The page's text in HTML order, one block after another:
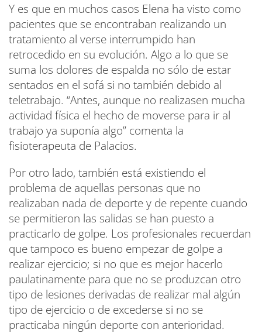
Y es que en muchos casos Elena ha visto como
pacientes que se encontraban realizando un
tratamiento al verse interrumpido han
retrocedido en su evolución. Algo a lo que se
suma los dolores de espalda no sólo de estar
sentados en el sofá si no también debido al
teletrabajo. “Antes, aunque no realizasen mucha
actividad física el hecho de moverse para ir al
trabajo ya suponía algo” comenta la
fisioterapeuta de Palacios.
Por otro lado, también está existiendo el
problema de aquellas personas que no
realizaban nada de deporte y de repente cuando
se permitieron las salidas se han puesto a
practicarlo de golpe. Los profesionales recuerdan
que tampoco es bueno empezar de golpe a
realizar ejercicio; si no que es mejor hacerlo
paulatinamente para que no se produzcan otro
tipo de lesiones derivadas de realizar mal algún
tipo de ejercicio o de excederse si no se
practicaba ningún deporte con anterioridad.